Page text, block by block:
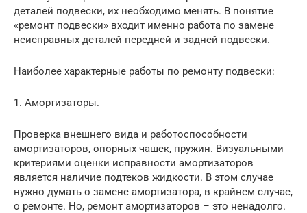
деталей подвески, их необходимо менять. В понятие
«ремонт подвески» входит именно работа по замене
неисправных деталей передней и задней подвески.
Наиболее характерные работы по ремонту подвески:
1. Амортизаторы.
Проверка внешнего вида и работоспособности
амортизаторов, опорных чашек, пружин. Визуальными
критериями оценки исправности амортизаторов
является наличие подтеков жидкости. В этом случае
нужно думать о замене амортизатора, в крайнем случае,
о ремонте. Но, ремонт амортизаторов – это ненадолго.